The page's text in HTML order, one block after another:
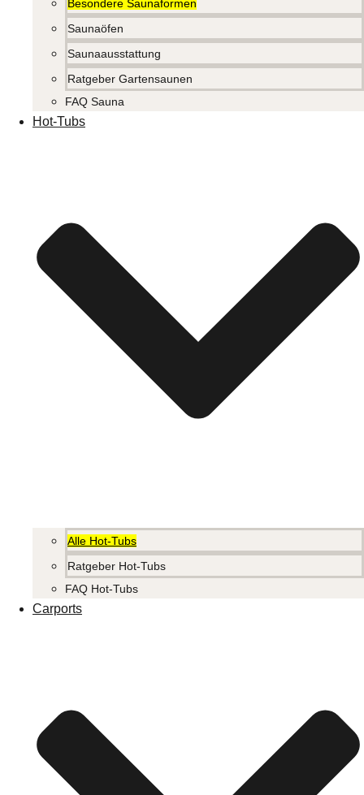
Besondere Saunaformen
Saunaöfen
Saunaausstattung
Ratgeber Gartensaunen
FAQ Sauna
Hot-Tubs
Alle Hot-Tubs
Ratgeber Hot-Tubs
FAQ Hot-Tubs
Carports